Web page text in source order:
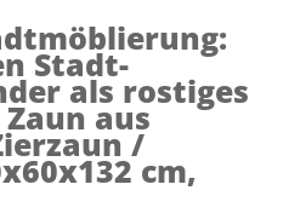
Stadt-
als rostiges
aus
/
cm,